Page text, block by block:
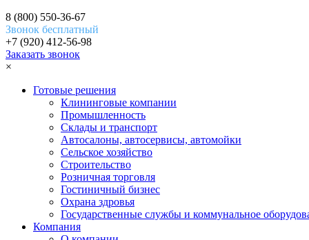
8 (800) 550-36-67
Звонок бесплатный
+7 (920) 412-56-98
Заказать звонок
×
Готовые решения
Клининговые компании
Промышленность
Склады и транспорт
Автосалоны, автосервисы, автомойки
Сельское хозяйство
Строительство
Розничная торговля
Гостиничный бизнес
Охрана здровья
Государственные службы и коммунальное
Компания